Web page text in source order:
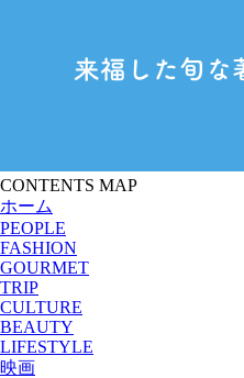
CONTENTS MAP
ホーム
PEOPLE
FASHION
GOURMET
TRIP
CULTURE
BEAUTY
LIFESTYLE
映画